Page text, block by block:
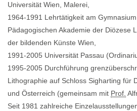
Universität Wien, Malerei,
1964-1991 Lehrtätigkeit am
Pädagogischen Akademie der Diözese
der bildenden Künste Wien,
1991-2005 Universität Passau
1995-2005 Durchführung
Lithographie auf Schloss Sigharting für
und Österreich (gemeinsam mit Prof.
Seit 1981 zahlreiche